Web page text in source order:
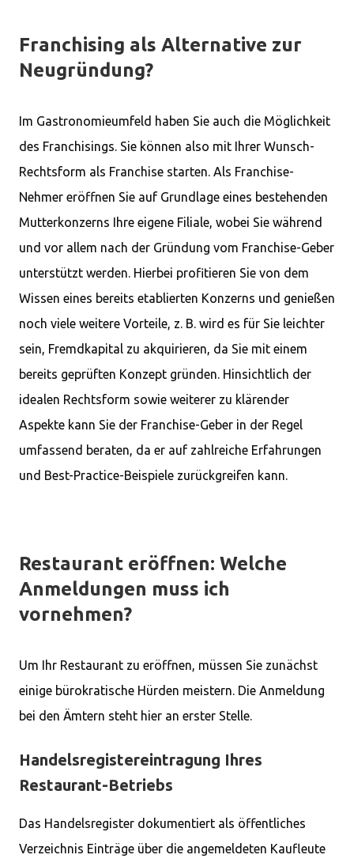
Franchising als Alternative zur
Neugründung?
Im Gastronomieumfeld haben Sie auch die Möglichkeit
des Franchisings. Sie können also mit Ihrer Wunsch-
Rechtsform als Franchise starten. Als Franchise-
Nehmer eröffnen Sie auf Grundlage eines bestehenden
Mutterkonzerns Ihre eigene Filiale, wobei Sie während
und vor allem nach der Gründung vom Franchise-Geber
unterstützt werden. Hierbei profitieren Sie von dem
Wissen eines bereits etablierten Konzerns und genießen
noch viele weitere Vorteile, z. B. wird es für Sie leichter
sein, Fremdkapital zu akquirieren, da Sie mit einem
bereits geprüften Konzept gründen. Hinsichtlich der
idealen Rechtsform sowie weiterer zu klärender
Aspekte kann Sie der Franchise-Geber in der Regel
umfassend beraten, da er auf zahlreiche Erfahrungen
und Best-Practice-Beispiele zurückgreifen kann.
Restaurant eröffnen: Welche
Anmeldungen muss ich
vornehmen?
Um Ihr Restaurant zu eröffnen, müssen Sie zunächst
einige bürokratische Hürden meistern. Die Anmeldung
bei den Ämtern steht hier an erster Stelle.
Handelsregistereintragung Ihres
Restaurant-Betriebs
Das Handelsregister dokumentiert als öffentliches
Verzeichnis Einträge über die angemeldeten Kaufleute